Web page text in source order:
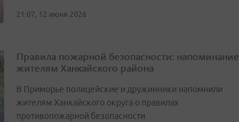
21:07, 12 июня 2026
Правила пожарной безопасности: напоминание
жителям Ханкайского района
В Приморье полицейские и дружинники напомнили
жителям Ханкайского округа о правилах
противопожарной безопасности